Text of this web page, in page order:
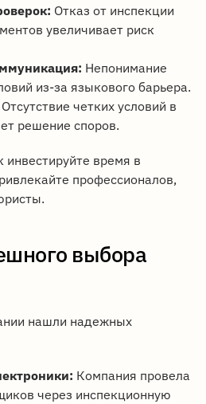
Отказ от инспекции
увеличивает риск
Непонимание
из-за языкового барьера.
Отсутствие четких условий в
решение споров.
время в
профессионалов,
выбора
нашли надежных
Компания провела
через инспекционную